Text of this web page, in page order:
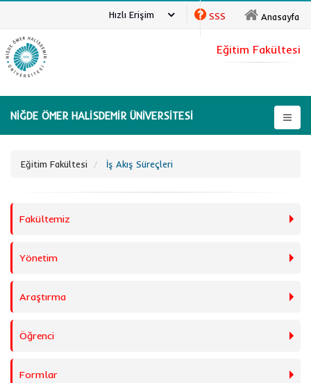
Anasayfa
SSS
Hızlı Erişim
NİĞDE ÖMER HALİSDEMİR ÜNİVERSİTESİ
Eğitim Fakültesi
Eğitim Fakültesi İş Akış Süreçleri
Fakültemiz
Yönetim
Araştırma
Öğrenci
Formlar